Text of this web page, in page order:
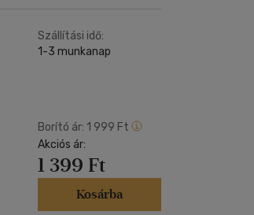
Szállítási idő:
1-3 munkanap
Borító ár: 1 999 Ft
Akciós ár:
1 399 Ft
Kosárba